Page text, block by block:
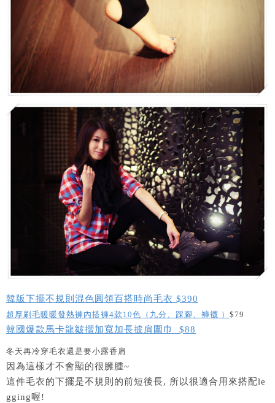
韓版下擺不規則混色圓領百搭時尚毛衣 $390
超厚刷毛暖暖發熱褲內搭褲4款10色（九分、踩腳、褲襪 ） $79
韓國爆款馬卡龍皺摺加寬加長披肩圍巾 $88
冬天再冷穿毛衣還是要小露香肩
因為這樣才不會顯的很臃腫~
這件毛衣的下擺是不規則的前短後長, 所以很適合用來搭配le
gging喔!